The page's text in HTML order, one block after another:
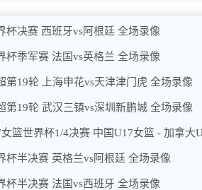
杯决赛 西班牙vs阿根廷 全场录像
杯季军赛 法国vs英格兰 全场录像
第19轮 上海申花vs天津津门虎 全场录像
第19轮 武汉三镇vs深圳新鹏城 全场录像
篮世界杯1/4决赛 中国U17女篮 - 加拿大
杯半决赛 英格兰vs阿根廷 全场录像
杯半决赛 法国vs西班牙 全场录像